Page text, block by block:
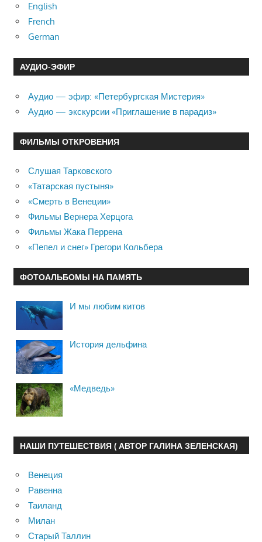
English
French
German
АУДИО-ЭФИР
Аудио — эфир: «Петербургская Мистерия»
Аудио — экскурсии «Приглашение в парадиз»
ФИЛЬМЫ ОТКРОВЕНИЯ
Слушая Тарковского
«Татарская пустыня»
«Смерть в Венеции»
Фильмы Вернера Херцога
Фильмы Жака Перрена
«Пепел и снег» Грегори Кольбера
ФОТОАЛЬБОМЫ НА ПАМЯТЬ
И мы любим китов
История дельфина
«Медведь»
НАШИ ПУТЕШЕСТВИЯ ( АВТОР ГАЛИНА ЗЕЛЕНСКАЯ)
Венеция
Равенна
Таиланд
Милан
Старый Таллин